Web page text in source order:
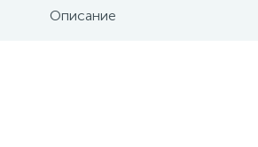
Описание